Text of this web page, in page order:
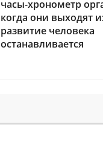
часы-хронометр
когда они выходят
развитие человека
останавливается